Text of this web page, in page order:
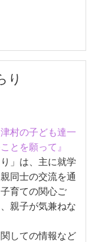
り
村の子ども達一
とを願って』
」は、主に就学
同士の交流を通
育ての関心ご
親子が気兼ねな
しての情報など